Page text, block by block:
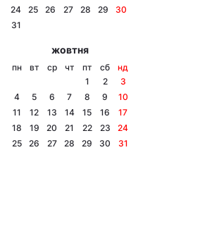
24
25 26 27 28 29
30
31
жовтня
пн вт ср чт пт сб
нд
1
2
3
4
5 6 7 8 9
10
11
12 13 14 15 16
17
18
19 20 21 22 23
24
25
26 27 28 29 30 31